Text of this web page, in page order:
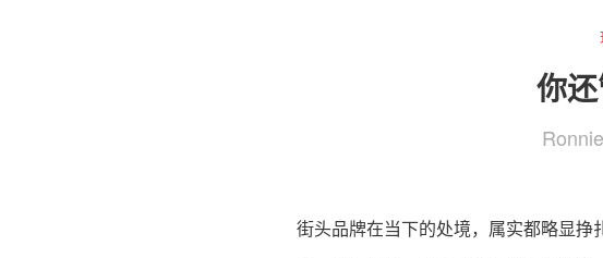
你
街头品牌在当下的处境，属实都略显